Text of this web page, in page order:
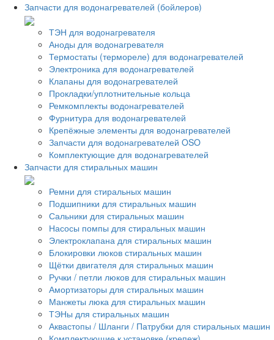
Запчасти для водонагревателей (бойлеров)
ТЭН для водонагревателя
Аноды для водонагревателя
Термостаты (термореле) для водонагревателей
Электроника для водонагревателей
Клапаны для водонагревателей
Прокладки/уплотнительные кольца
Ремкомплекты водонагревателей
Фурнитура для водонагревателей
Крепёжные элементы для водонагревателей
Запчасти для водонагревателей OSO
Комплектующие для водонагревателей
Запчасти для стиральных машин
Ремни для стиральных машин
Подшипники для стиральных машин
Сальники для стиральных машин
Насосы помпы для стиральных машин
Электроклапана для стиральных машин
Блокировки люков стиральных машин
Щётки двигателя для стиральных машин
Ручки / петли люков для стиральных машин
Амортизаторы для стиральных машин
Манжеты люка для стиральных машин
ТЭНы для стиральных машин
Аквастопы / Шланги / Патрубки для стиральных машин